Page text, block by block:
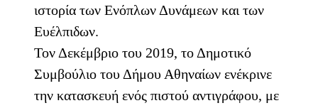
ιστορία των Ενόπλων Δυνάμεων και των
Ευέλπιδων.
Τον Δεκέμβριο του 2019, το Δημοτικό
Συμβούλιο του Δήμου Αθηναίων ενέκρινε
την κατασκευή ενός πιστού αντιγράφου, με